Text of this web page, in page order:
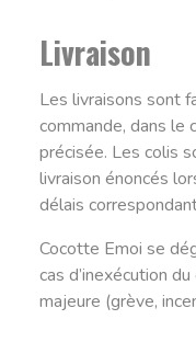
Livraison
Les livraisons sont
commande, dans le
précisée. Les colis
livraison énoncés
délais
Cocotte Emoi se
cas d’inexécution
majeure (grève,